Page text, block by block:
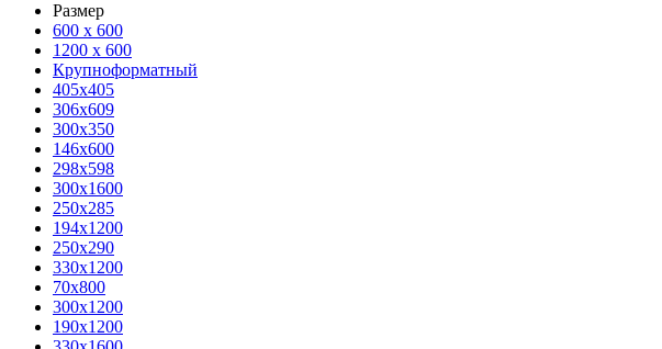
Размер
600 х 600
1200 х 600
Крупноформатный
405x405
306x609
300x350
146x600
298x598
300x1600
250x285
194x1200
250x290
330x1200
70x800
300x1200
190x1200